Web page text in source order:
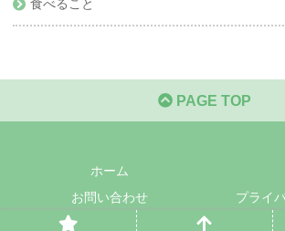
食べること
PAGE TOP
ホーム
お問い合わせ
プライ